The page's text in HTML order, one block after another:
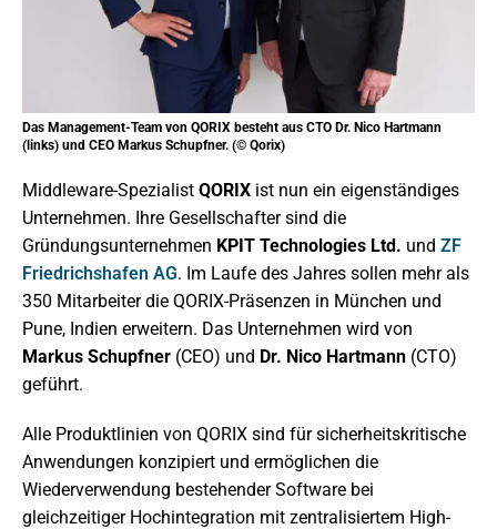
Das Management-Team von QORIX besteht aus CTO Dr. Nico Hartmann
(links) und CEO Markus Schupfner. (© Qorix)
Middleware-Spezialist QORIX ist nun ein eigenständiges
Unternehmen. Ihre Gesellschafter sind die
Gründungsunternehmen KPIT Technologies Ltd. und ZF
Friedrichshafen AG. Im Laufe des Jahres sollen mehr als
350 Mitarbeiter die QORIX-Präsenzen in München und
Pune, Indien erweitern. Das Unternehmen wird von
Markus Schupfner (CEO) und Dr. Nico Hartmann (CTO)
geführt.
Alle Produktlinien von QORIX sind für sicherheitskritische
Anwendungen konzipiert und ermöglichen die
Wiederverwendung bestehender Software bei
gleichzeitiger Hochintegration mit zentralisiertem High-